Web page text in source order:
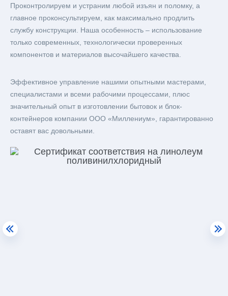
Проконтролируем и устраним любой изъян и поломку, а
главное проконсультируем, как максимально продлить
службу конструкции. Наша особенность – использование
только современных, технологически проверенных
компонентов и материалов высочайшего качества.
Эффективное управление нашими опытными мастерами,
специалистами и всеми рабочими процессами, плюс
значительный опыт в изготовлении бытовок и блок-
контейнеров компании ООО «Миллениум», гарантированно
оставят вас довольными.